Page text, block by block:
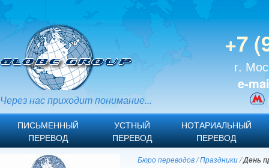
Через нас приходит понимание...
+7
г.
e-
ПИСЬМЕННЫЙ
ПЕРЕВОД
УСТНЫЙ
ПЕРЕВОД
НОТАРИАЛЬНЫЙ
ПЕРЕВОД
Бюро переводов/Праздники/День